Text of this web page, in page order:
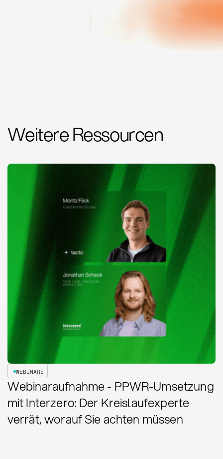
Weitere Ressourcen
WEBINARE
Webinaraufnahme - PPWR-Umsetzung
mit Interzero: Der Kreislaufexperte
verrät, worauf Sie achten müssen